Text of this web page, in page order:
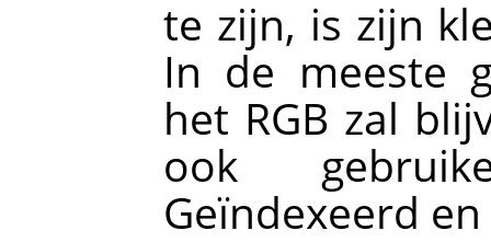
te zijn, is zijn
In de meeste
het RGB zal
ook
Geïndexeerd